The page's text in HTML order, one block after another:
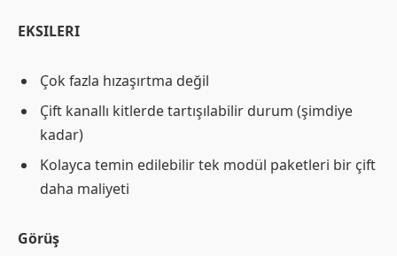
EKSILERI
Çok fazla hızaşırtma değil
Çift kanallı kitlerde tartışılabilir durum (şimdiye
kadar)
Kolayca temin edilebilir tek modül paketleri bir çift
daha maliyeti
Görüş